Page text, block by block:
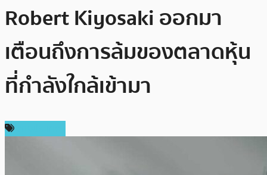
Robert Kiyosaki ออกมา
เตือนถึงการล้มของตลาดหุ้น
ที่กำลังใกล้เข้ามา